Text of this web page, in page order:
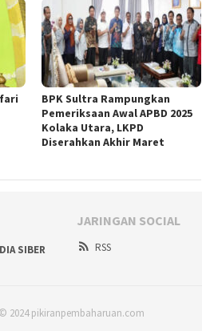
BPK Sultra Rampungkan
Pemeriksaan Awal APBD 2025
Kolaka Utara, LKPD
Diserahkan Akhir Maret
SIBER
JARINGAN SOCIAL
RSS
© 2024 pikiranpembaharuan.com